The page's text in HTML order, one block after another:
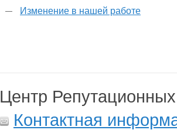
Изменение в нашей работе
Центр
Контактная